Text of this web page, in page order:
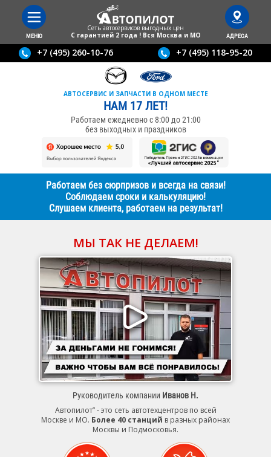
МЕНЮ
Сеть автосервисов выгодныx цен
С гарантией 2 года ! Вся Москва и МО
АДРЕСА
+7 (495) 260-10-76 +7 (495) 118-95-20
АВТОСЕРВИС И ЗАПЧАСТИ В ОДНОМ МЕСТЕ
НАМ 17 ЛЕТ!
Работаем ежедневно с 8:00 до 21:00
без выходных и праздников
Работаем без сюрпризов и всегда на связи!
Соблюдаем сроки и калькуляцию!
Слушаем клиента, работаем на результат!
МЫ ТАК НЕ ДЕЛАЕМ!
Руководитель компании Иванов Н.
Автопилот” - это сеть автотехцентров по всей
Москве и МО. Более 40 станций в разных районах
Москвы и Подмосковья.